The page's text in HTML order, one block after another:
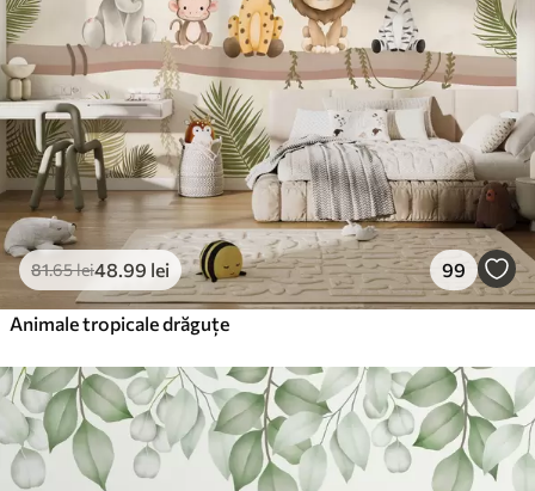
220 .02132.01lei /m²
Vinil Premium
250.00150.00lei /m²
Peel and Stick
300.00180 .00lei /m²
81.65lei48 .99 lei 99
Animale tropicale drăguțe